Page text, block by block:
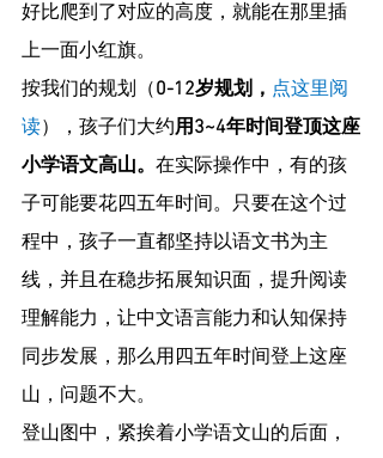
好比爬到了对应的高度，就能在那里插
上一面小红旗。
按我们的规划（0-12岁规划， 点这里阅
读），孩子们大约用3~4年时间登顶这座
小学语文高山。 在实际操作中，有的孩
子可能要花四五年时间。只要在这个过
程中，孩子一直都坚持以语文书为主
线，并且在稳步拓展知识面，提升阅读
理解能力，让中文语言能力和认知保持
同步发展，那么用四五年时间登上这座
山，问题不大。
登山图中，紧挨着小学语文山的后面，